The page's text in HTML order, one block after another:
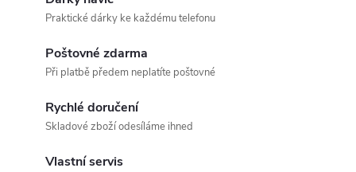
Praktické dárky ke každému telefonu
Poštovné zdarma
Při platbě předem neplatíte poštovné
Rychlé doručení
Skladové zboží odesíláme ihned
Vlastní servis